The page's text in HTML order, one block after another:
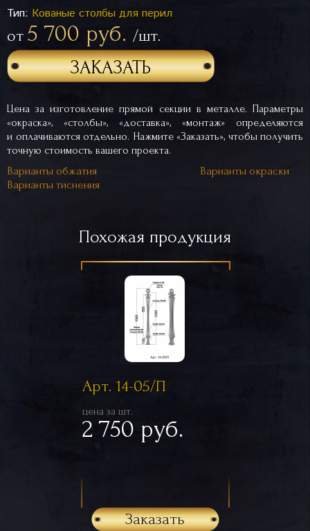
Тип: Кованые столбы для перил
от 5 700 руб. /шт.
ЗАКАЗАТЬ
Цена за изготовление прямой секции в металле. Параметры
«окраска», «столбы», «доставка», «монтаж» определяются
и оплачиваются отдельно. Нажмите «Заказать», чтобы получить
точную стоимость вашего проекта.
Варианты обжатия
Варианты окраски
Варианты тиснения
Похожая продукция
Арт. 14-05/П
цена за шт.
2 750 руб.
Заказать